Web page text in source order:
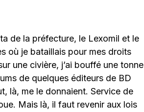
de la préfecture, le Lexomil et le
où je bataillais pour mes droits
une civière, j’ai bouffé une tonne
de quelques éditeurs de BD
là, me le donnaient. Service de
Mais là, il faut revenir aux lois